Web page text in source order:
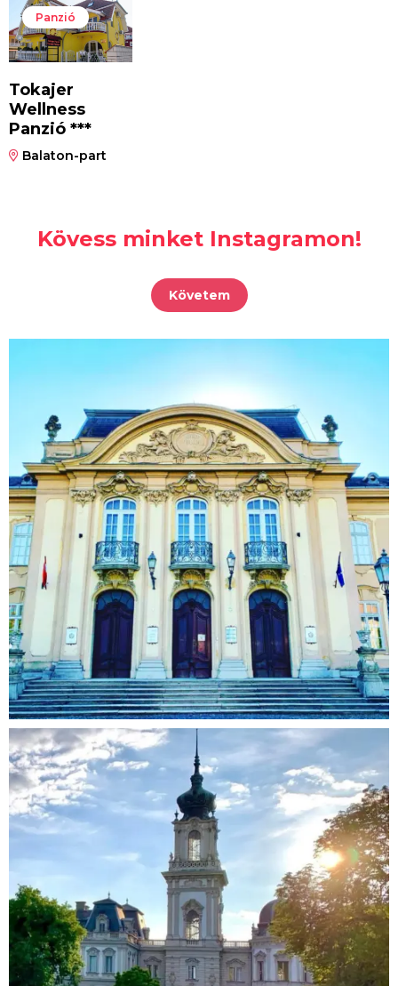
Panzió
Tokajer
Wellness
Panzió ***
Balaton-part
Kövess minket Instagramon!
Követem